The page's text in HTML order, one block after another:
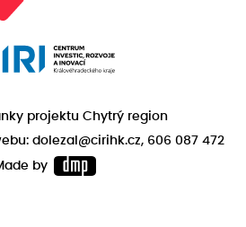
projektu Chytrý region
dolezal@cirihk.cz, 606 087 472
by